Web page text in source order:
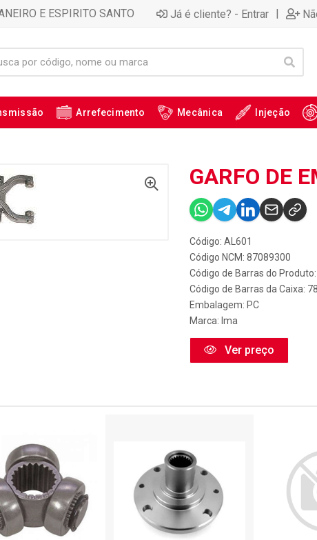
E ESPIRITO SANTO Já é cliente? - Entrar |
Arrefecimento Mecânica Injeção
GARFO DE
Código: AL601
Código NCM: 87089300
Código de Barras do
Código de Barras da Caixa:
Embalagem: PC
Marca: Ima
Ver preço